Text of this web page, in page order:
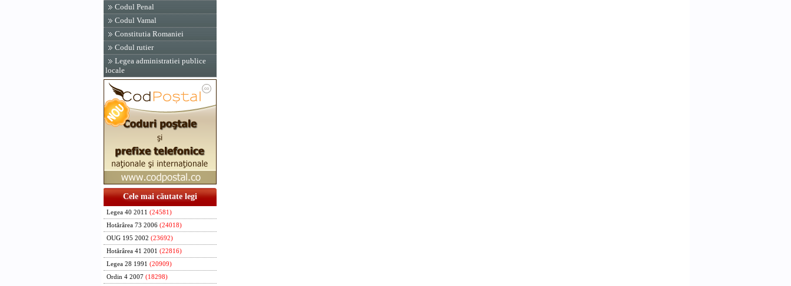
Codul Penal
Codul Vamal
Constitutia Romaniei
Codul rutier
Legea administratiei publice
locale
Cele mai căutate legi
Legea 40 2011 (24581)
Hotărârea 73 2006 (24018)
OUG 195 2002 (23692)
Hotărârea 41 2001 (22816)
Legea 28 1991 (20909)
Ordin 4 2007 (18298)